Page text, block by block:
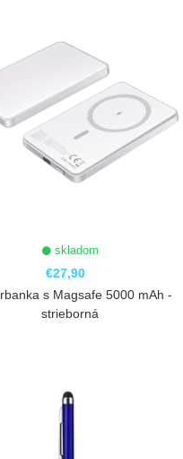
skladom
€27,90
ZOBRAZIŤ
s Magsafe 5000 mAh -
strieborná